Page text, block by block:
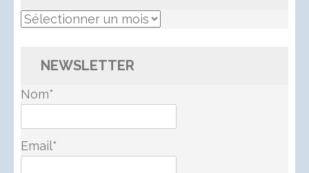
Nos
NEWSLETTER
Nom*
Email*